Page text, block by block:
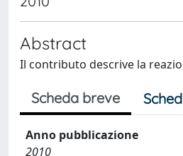
Abstract
Il contributo descrive la
Scheda breve
Anno pubblicazione
2010